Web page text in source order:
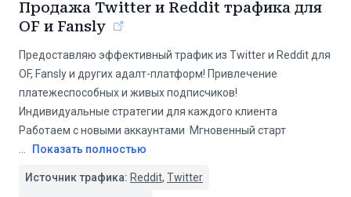
Продажа Twitter и Reddit трафика для
OF и Fansly
Предоставляю эффективный трафик из Twitter и Reddit для
OF, Fansly и других адалт-платформ! Привлечение
платежеспособных и живых подписчиков! ️
Индивидуальные стратегии для каждого клиента ️
Работаем с новыми аккаунтами ️ Мгновенный старт
Показать полностью
Источник трафика: Reddit, Twitter